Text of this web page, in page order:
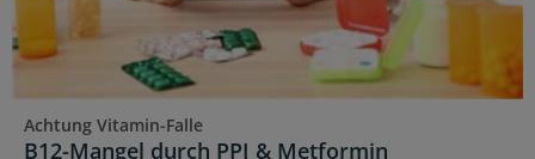
Achtung Vitamin-Falle
B12-Mangel durch PPI & Metformin